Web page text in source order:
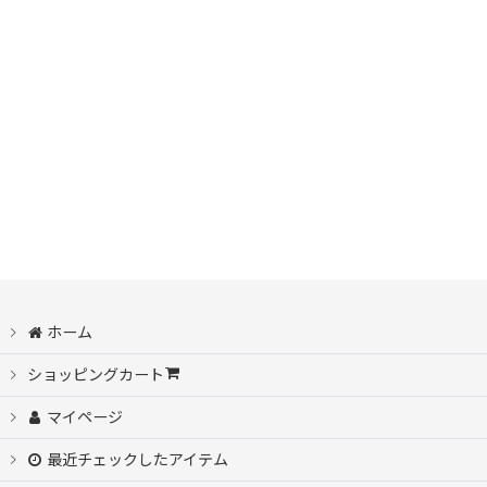
ホーム
ショッピングカート
マイページ
最近チェックしたアイテム